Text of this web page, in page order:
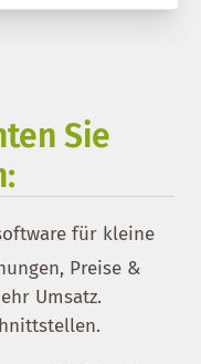
Sie
für kleine
Preise &
Umsatz.